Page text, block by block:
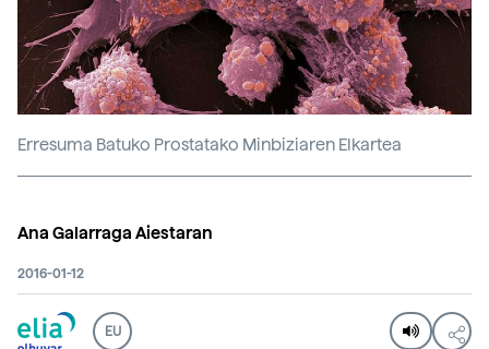
Erresuma Batuko Prostatako Minbiziaren Elkartea
Ana Galarraga Aiestaran
2016-01-12
EU